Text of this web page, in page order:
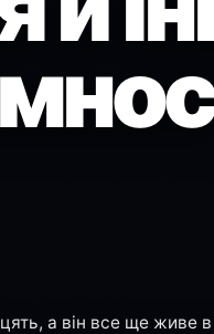
а він все ще живе в